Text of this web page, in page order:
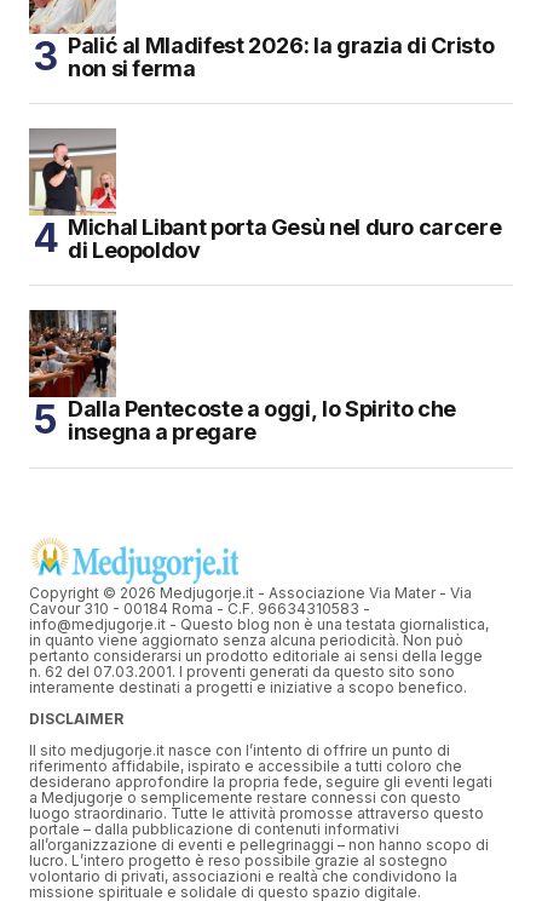
Palić al Mladifest 2026: la grazia di Cristo
non si ferma
Michal Libant porta Gesù nel duro carcere
di Leopoldov
Dalla Pentecoste a oggi, lo Spirito che
insegna a pregare
Copyright © 2026 Medjugorje.it - Associazione Via Mater - Via
Cavour 310 - 00184 Roma - C.F. 96634310583 -
info@medjugorje.it - Questo blog non è una testata giornalistica,
in quanto viene aggiornato senza alcuna periodicità. Non può
pertanto considerarsi un prodotto editoriale ai sensi della legge
n. 62 del 07.03.2001. I proventi generati da questo sito sono
interamente destinati a progetti e iniziative a scopo benefico.
DISCLAIMER
Il sito medjugorje.it nasce con l’intento di offrire un punto di
riferimento affidabile, ispirato e accessibile a tutti coloro che
desiderano approfondire la propria fede, seguire gli eventi legati
a Medjugorje o semplicemente restare connessi con questo
luogo straordinario. Tutte le attività promosse attraverso questo
portale – dalla pubblicazione di contenuti informativi
all’organizzazione di eventi e pellegrinaggi – non hanno scopo di
lucro. L’intero progetto è reso possibile grazie al sostegno
volontario di privati, associazioni e realtà che condividono la
missione spirituale e solidale di questo spazio digitale.